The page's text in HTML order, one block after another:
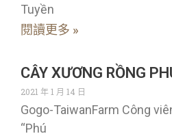
Tuyền
閱讀更多 »
CÂY XƯƠNG RỒNG
2021 年 1 月 14 日
Gogo-TaiwanFarm Công
“Phú